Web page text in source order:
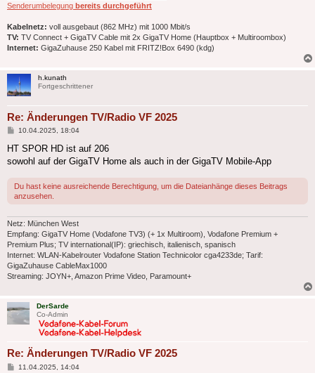
Senderumbelegung bereits durchgeführt
Kabelnetz: voll ausgebaut (862 MHz) mit 1000 Mbit/s
TV: TV Connect + GigaTV Cable mit 2x GigaTV Home (Hauptbox + Multiroombox)
Internet: GigaZuhause 250 Kabel mit FRITZ!Box 6490 (kdg)
h.kunath
Fortgeschrittener
Re: Änderungen TV/Radio VF 2025
Beitrag
10.04.2025, 18:04
HT SPOR HD ist auf 206
sowohl auf der GigaTV Home als auch in der GigaTV Mobile-App
Du hast keine ausreichende Berechtigung, um die Dateianhänge dieses Beitrags
anzusehen.
Netz: München West
Empfang: GigaTV Home (Vodafone TV3) (+ 1x Multiroom), Vodafone Premium +
Premium Plus; TV international(IP): griechisch, italienisch, spanisch
Internet: WLAN-Kabelrouter Vodafone Station Technicolor cga4233de; Tarif:
GigaZuhause CableMax1000
Streaming: JOYN+, Amazon Prime Video, Paramount+
DerSarde
Co-Admin
Re: Änderungen TV/Radio VF 2025
Beitrag
11.04.2025, 14:04